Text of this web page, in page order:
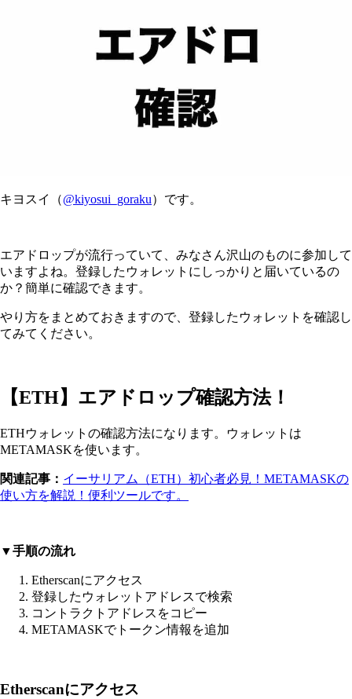
キヨスイ（@kiyosui_goraku）です。
エアドロップが流行っていて、みなさん沢山のものに参加して
いますよね。登録したウォレットにしっかりと届いているの
か？簡単に確認できます。
やり方をまとめておきますので、登録したウォレットを確認し
てみてください。
【ETH】エアドロップ確認方法！
ETHウォレットの確認方法になります。ウォレットは
METAMASKを使います。
関連記事： イーサリアム（ETH）初心者必見！METAMASKの
使い方を解説！便利ツールです。
▼手順の流れ
Etherscanにアクセス
登録したウォレットアドレスで検索
コントラクトアドレスをコピー
METAMASKでトークン情報を追加
Etherscanにアクセス